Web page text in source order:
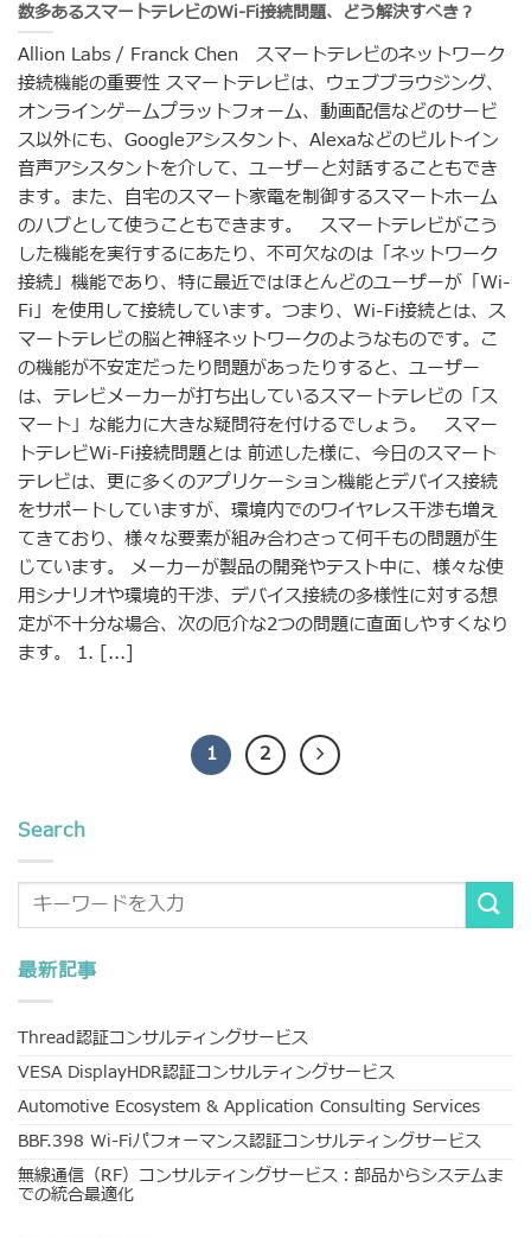
数多あるスマートテレビのWi-Fi接続問題、どう解決すべき？
Allion Labs / Franck Chen スマートテレビのネットワーク
接続機能の重要性 スマートテレビは、ウェブブラウジング、
オンラインゲームプラットフォーム、動画配信などのサービ
ス以外にも、Googleアシスタント、Alexaなどのビルトイン
音声アシスタントを介して、ユーザーと対話することもでき
ます。また、自宅のスマート家電を制御するスマートホーム
のハブとして使うこともできます。 スマートテレビがこう
した機能を実行するにあたり、不可欠なのは「ネットワーク
接続」機能であり、特に最近ではほとんどのユーザーが「Wi-
Fi」を使用して接続しています。つまり、Wi-Fi接続とは、ス
マートテレビの脳と神経ネットワークのようなものです。こ
の機能が不安定だったり問題があったりすると、ユーザー
は、テレビメーカーが打ち出しているスマートテレビの「ス
マート」な能力に大きな疑問符を付けるでしょう。 スマー
トテレビWi-Fi接続問題とは 前述した様に、今日のスマート
テレビは、更に多くのアプリケーション機能とデバイス接続
をサポートしていますが、環境内でのワイヤレス干渉も増え
てきており、様々な要素が組み合わさって何千もの問題が生
じています。 メーカーが製品の開発やテスト中に、様々な使
用シナリオや環境的干渉、デバイス接続の多様性に対する想
定が不十分な場合、次の厄介な2つの問題に直面しやすくなり
ます。 1. [...]
1 2
Search
最新記事
Thread認証コンサルティングサービス
VESA DisplayHDR認証コンサルティングサービス
Automotive Ecosystem & Application Consulting Services
BBF.398 Wi-Fiパフォーマンス認証コンサルティングサービス
無線通信（RF）コンサルティングサービス：部品からシステムま
での統合最適化